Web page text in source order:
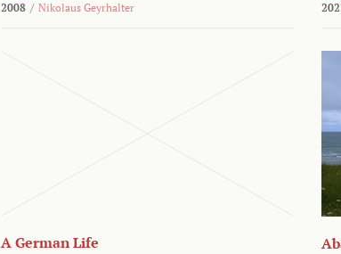
2008 / Nikolaus Geyrhalter
A German Life